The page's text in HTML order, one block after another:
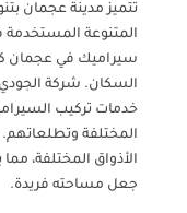
تتميز مدينة عجمان
المتنوعة المستخدمة
سيراميك في عجمان
السكان. شركة
خدمات تركيب
المختلفة
الأذواق المختلفة،
جعل مساحته فريدة.